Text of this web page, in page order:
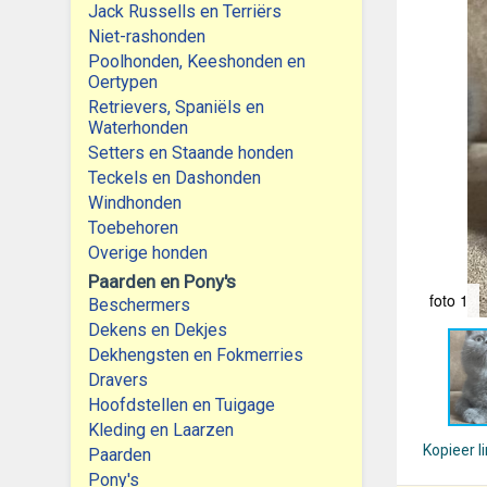
Jack Russells en Terriërs
Niet-rashonden
Poolhonden, Keeshonden en
Oertypen
Retrievers, Spaniëls en
Waterhonden
Setters en Staande honden
Teckels en Dashonden
Windhonden
Toebehoren
Overige honden
Paarden en Pony's
Beschermers
Dekens en Dekjes
Dekhengsten en Fokmerries
Dravers
Hoofdstellen en Tuigage
Kleding en Laarzen
Paarden
Pony's
foto 1
Kopieer